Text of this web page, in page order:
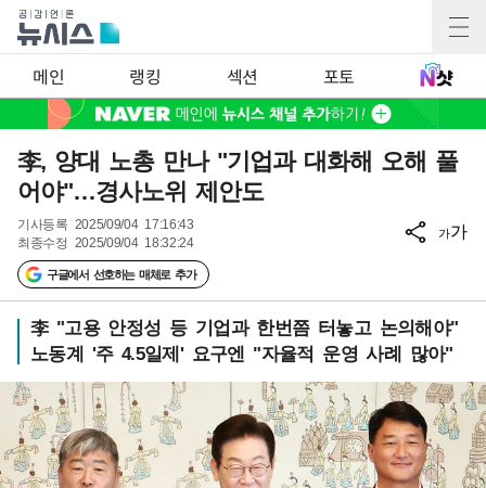
메인 랭킹 섹션 포토
李, 양대 노총 만나 "기업과 대화해 오해 풀
어야"…경사노위 제안도
기사등록 2025/09/04 17:16:43
최종수정 2025/09/04 18:32:24
구글에서 선호하는 매체로 추가
가가
李 "고용 안정성 등 기업과 한번쯤 터놓고 논의해야"
노동계 '주 4.5일제' 요구엔 "자율적 운영 사례 많아"